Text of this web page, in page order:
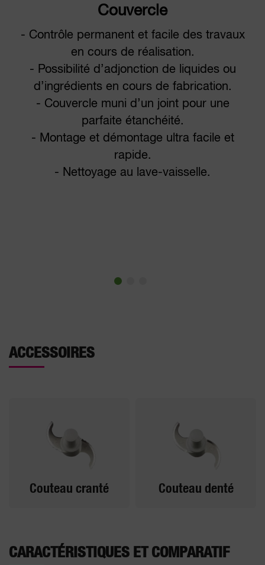
Couvercle
- Contrôle permanent et facile des travaux
en cours de réalisation.
- Possibilité d’adjonction de liquides ou
d’ingrédients en cours de fabrication.
- Couvercle muni d’un joint pour une
parfaite étanchéité.
- Montage et démontage ultra facile et
rapide.
- Nettoyage au lave-vaisselle.
ACCESSOIRES
Couteau cranté Couteau denté
CARACTÉRISTIQUES ET COMPARATIF